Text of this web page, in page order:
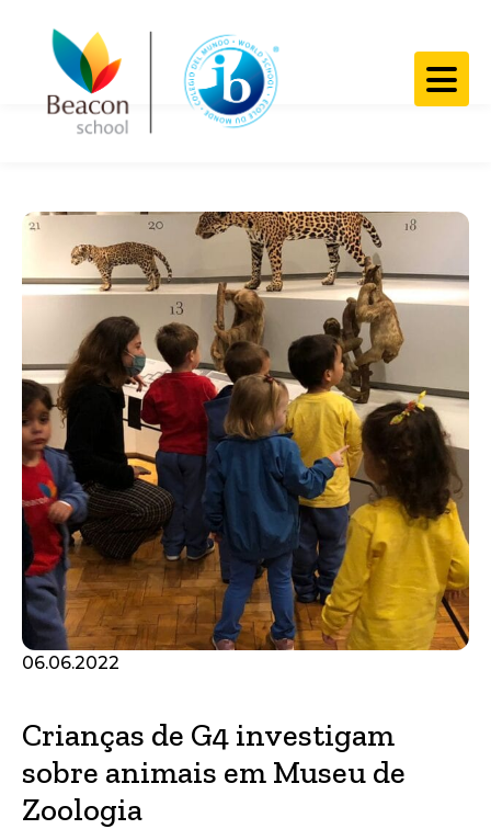
06.06.2022
Crianças de G4 investigam
sobre animais em Museu de
Zoologia